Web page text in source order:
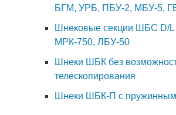
БГМ, УРБ, ПБУ-2, МБУ-5,
Шнековые секции ШБС D/
МРК-750, ЛБУ-50
Шнеки ШБК без
телескопирования
Шнеки ШБК-П с